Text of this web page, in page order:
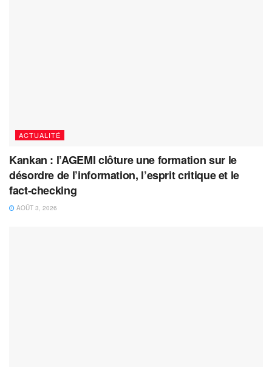
ACTUALITÉ
Kankan : l’AGEMI clôture une formation sur le
désordre de l’information, l’esprit critique et le
fact-checking
AOÛT 3, 2026